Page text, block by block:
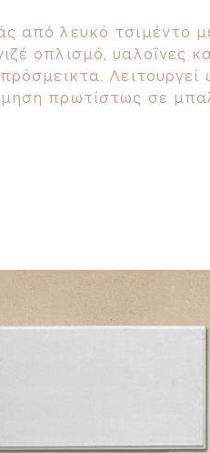
από λευκό τσιμέντο
οπλισμό, υαλοΐνες
πρόσμεικτα. Λειτουργεί
πρωτίστως σε